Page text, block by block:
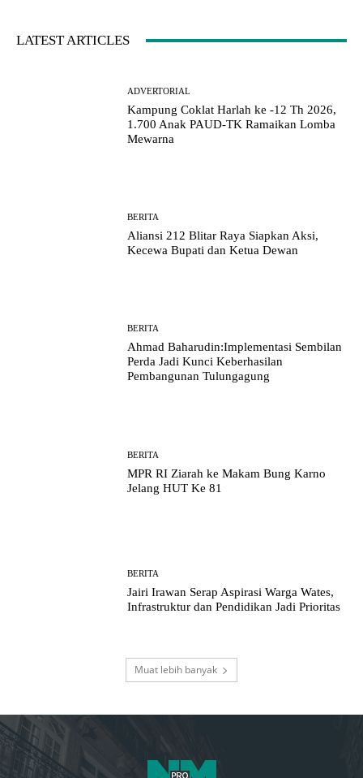
LATEST ARTICLES
ADVERTORIAL
Kampung Coklat Harlah ke -12 Th 2026,
1.700 Anak PAUD-TK Ramaikan Lomba
Mewarna
BERITA
Aliansi 212 Blitar Raya Siapkan Aksi,
Kecewa Bupati dan Ketua Dewan
BERITA
Ahmad Baharudin:Implementasi Sembilan
Perda Jadi Kunci Keberhasilan
Pembangunan Tulungagung
BERITA
MPR RI Ziarah ke Makam Bung Karno
Jelang HUT Ke 81
BERITA
Jairi Irawan Serap Aspirasi Warga Wates,
Infrastruktur dan Pendidikan Jadi Prioritas
Muat lebih banyak